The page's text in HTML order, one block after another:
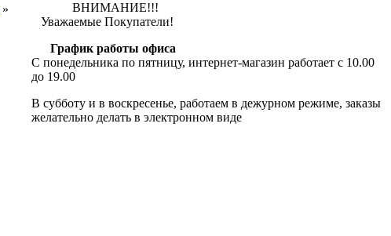
»
ВНИМАНИЕ!!!
Уважаемые Покупатели!
График работы офиса
С понедельника по пятницу, интернет-магазин работает с 10.00
до 19.00
В субботу и в воскресенье, работаем в дежурном режиме, заказы
желательно делать в электронном виде